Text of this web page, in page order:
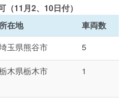
（11月2、10日付）
所在地
車両数
玉県熊谷市 5
木県栃木市 1